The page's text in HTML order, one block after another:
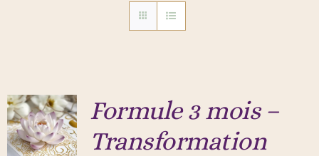
Formule 3 mois –
Transformation